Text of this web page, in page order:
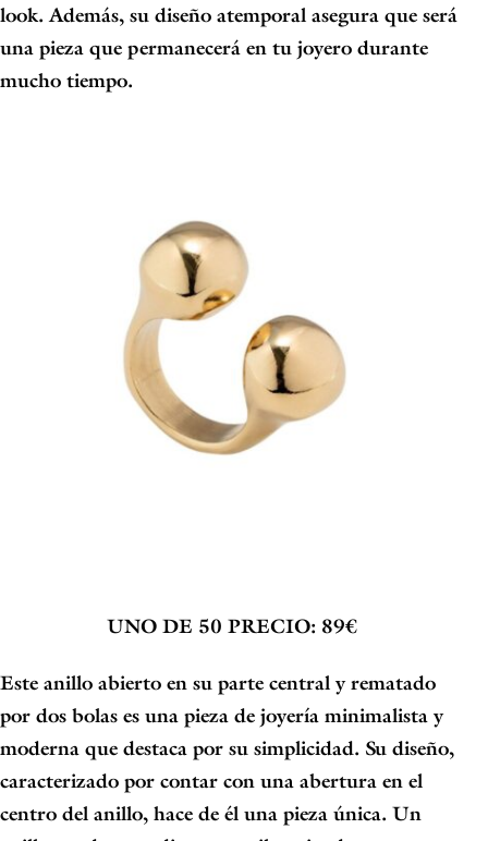
look. Además, su diseño atemporal asegura que será
una pieza que permanecerá en tu joyero durante
mucho tiempo.
UNO DE 50 PRECIO: 89€
Este anillo abierto en su parte central y rematado
por dos bolas es una pieza de joyería minimalista y
moderna que destaca por su simplicidad. Su diseño,
caracterizado por contar con una abertura en el
centro del anillo, hace de él una pieza única. Un